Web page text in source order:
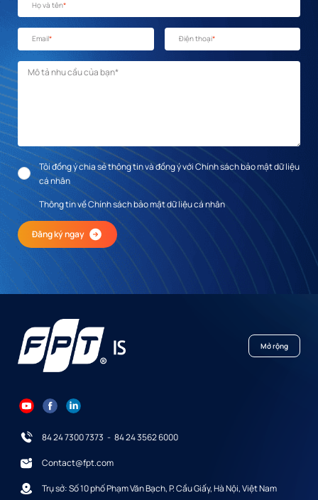
Họ và tên*
Email* Điện thoại*
Mô tả nhu cầu *
Tôi đồng ý chia sẻ thông tin và đồng ý với Chính sách bảo mật dữ liệu
cá nhân
Thông tin về Chính sách bảo mật dữ liệu cá nhân
Đăng ký ngay
Mở rộng
84 24 7300 7373 - 84 24 3562 6000
Contact@fpt.com
Trụ sở: Số 10 phố Phạm Văn Bạch, P. Cầu Giấy, Hà Nội, Việt Nam